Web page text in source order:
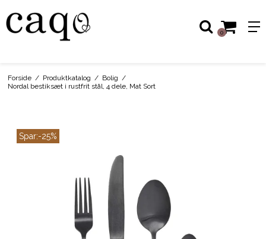
0
Forside / Produktkatalog / Bolig /
Nordal bestiksæt i rustfrit stål, 4 dele, Mat Sort
Spar:-25%